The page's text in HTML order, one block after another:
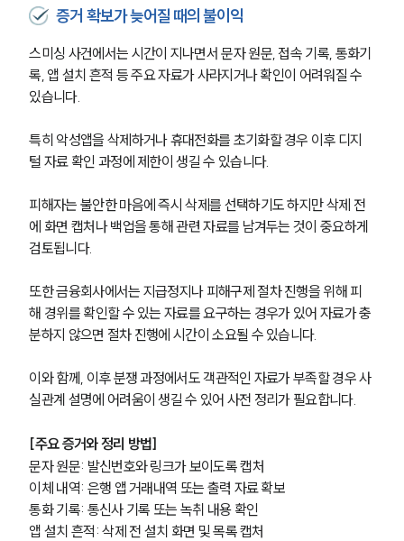
증거 확보가 늦어질 때의 불이익
스미싱 사건에서는 시간이 지나면서 문자 원문, 접속 기록, 통화기
록, 앱 설치 흔적 등 주요 자료가 사라지거나 확인이 어려워질 수
있습니다.
특히 악성앱을 삭제하거나 휴대전화를 초기화할 경우 이후 디지
털 자료 확인 과정에 제한이 생길 수 있습니다.
피해자는 불안한 마음에 즉시 삭제를 선택하기도 하지만 삭제 전
에 화면 캡처나 백업을 통해 관련 자료를 남겨두는 것이 중요하게
검토됩니다.
또한 금융회사에서는 지급정지나 피해구제 절차 진행을 위해 피
해 경위를 확인할 수 있는 자료를 요구하는 경우가 있어 자료가 충
분하지 않으면 절차 진행에 시간이 소요될 수 있습니다.
이와 함께, 이후 분쟁 과정에서도 객관적인 자료가 부족할 경우 사
실관계 설명에 어려움이 생길 수 있어 사전 정리가 필요합니다.
[주요 증거와 정리 방법]
문자 원문: 발신번호와 링크가 보이도록 캡처
이체 내역: 은행 앱 거래내역 또는 출력 자료 확보
통화 기록: 통신사 기록 또는 녹취 내용 확인
앱 설치 흔적: 삭제 전 설치 화면 및 목록 캡처